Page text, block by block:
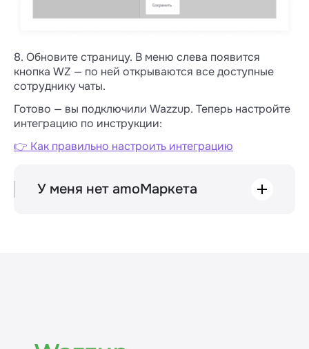
8. Обновите страницу. В меню слева появится
кнопка WZ — по ней открываются все доступные
сотруднику чаты.
Готово — вы подключили Wazzup. Теперь настройте
интеграцию по инструкции:
👉 Как правильно настроить интеграцию
У меня нет amoМаркета